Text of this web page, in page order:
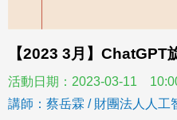
【2023 3月】ChatGPT
活動日期：2023-03-11
講師：蔡岳霖 / 財團法人人工